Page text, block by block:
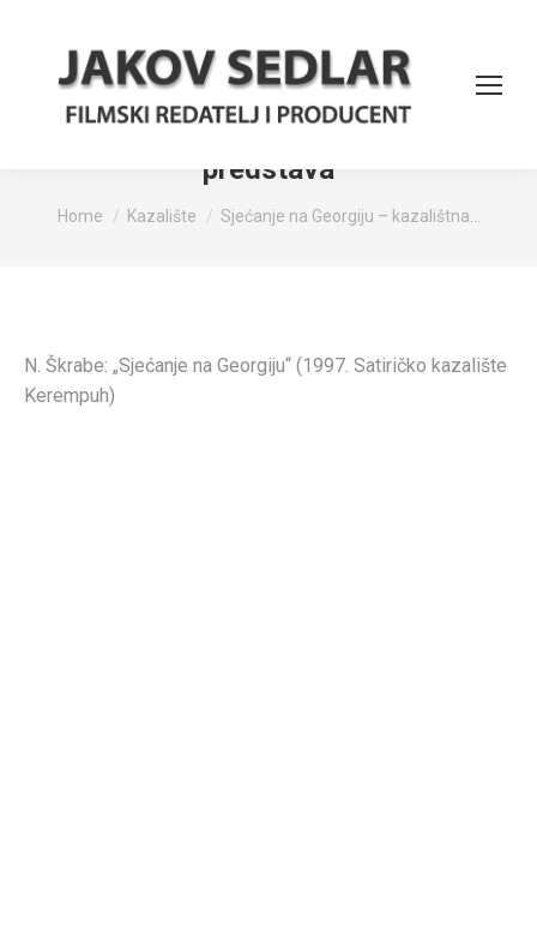
Sjećanje na Georgiju – kazalištna
predstava
You are here:
Home Kazalište Sjećanje na Georgiju – kazalištna…
N. Škrabe: „Sjećanje na Georgiju“ (1997. Satiričko kazalište
Kerempuh)